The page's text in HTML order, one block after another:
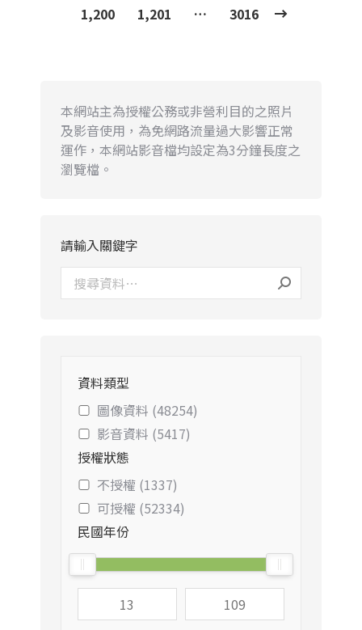
1,200
1,201 … 3016
本網站主為授權公務或非營利目的之照片
及影音使用，為免網路流量過大影響正常
運作，本網站影音檔均設定為3分鐘長度之
瀏覽檔。
請輸入關鍵字
資料類型
圖像資料 (48254)
影音資料 (5417)
授權狀態
不授權 (1337)
可授權 (52334)
民國年份